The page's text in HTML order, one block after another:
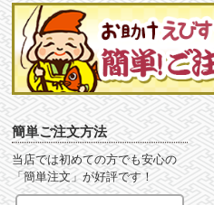
簡単ご注文方法
当店では初めての方でも安心の
「簡単注文」が好評です！